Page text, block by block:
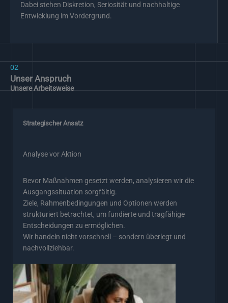
Dabei stehen Diskretion, Seriosität und nachhaltige
Entwicklung im Vordergrund.
02
Unser Anspruch
Unsere Arbeitsweise
Strategischer Ansatz
Analyse vor Aktion
Bevor Maßnahmen gesetzt werden, analysieren wir die
Ausgangssituation sorgfältig.
Ziele, Rahmenbedingungen und Optionen werden
strukturiert betrachtet, um fundierte und tragfähige
Entscheidungen zu ermöglichen.
Wir handeln nicht vorschnell – sondern überlegt und
nachvollziehbar.